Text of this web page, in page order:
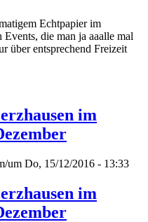
Echtpapier im
die man ja aaalle mal
über entsprechend Freizeit
im
um Do, 15/12/2016 - 13:33
im